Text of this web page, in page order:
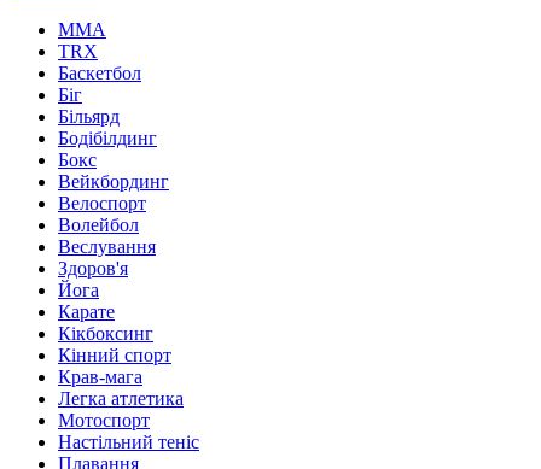
MMA
TRX
Баскетбол
Біг
Більярд
Бодібілдинг
Бокс
Вейкбординг
Велоспорт
Волейбол
Веслування
Здоров'я
Йога
Карате
Кікбоксинг
Кінний спорт
Крав-мага
Легка атлетика
Мотоспорт
Настільний теніс
Плавання